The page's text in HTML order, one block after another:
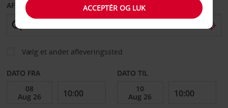
AFHENT FRA
Vælg et andet afleveringssted
DATO FRA DATO TIL
ACCEPTÉR OG LUK